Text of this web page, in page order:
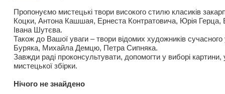
Пропонуємо мистецькі твори високого стилю класиків
Коцки, Антона Кашшая, Ернеста Контратовича, Юрія
Івана Шутєва.
Також до Вашої уваги – твори відомих художників
Буряка, Михайла Демцю, Петра Сипняка.
Завжди раді проконсультувати, допомогти у виборі картини,
мистецької збірки.
Нiчого не знайдено